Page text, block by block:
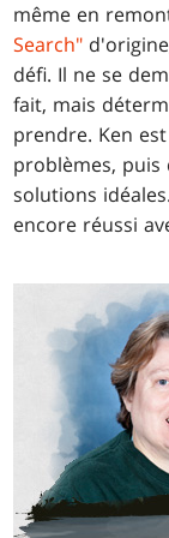
même en
Search"
défi. Il ne se
fait, mais
prendre. Ken
problèmes, puis
solutions
encore réussi